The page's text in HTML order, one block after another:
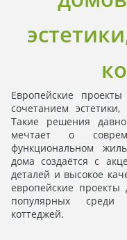
Европейские
сочетанием
Такие решения
мечтает о
функциональном
дома создаётся с
деталей и высокое
европейские
популярных среди
коттеджей.